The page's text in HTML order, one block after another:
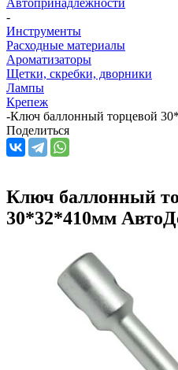
-
Инструменты
Расходные материалы
Ароматизаторы
Щетки, скребки, дворники
Лампы
Крепеж
-Ключ баллонный торцевой
Поделиться
Ключ баллонный
30*32*410мм